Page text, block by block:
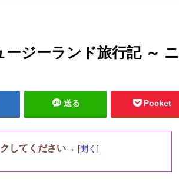
ジーランド旅行記 ～ ニ
送る Pocket
してください→ [開く ]